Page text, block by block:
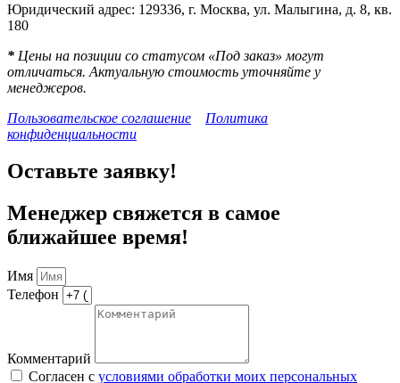
Юридический адрес: 129336, г. Москва, ул. Малыгина, д. 8, кв.
180
* Цены на позиции со статусом «Под заказ» могут
отличаться. Актуальную стоимость уточняйте у
менеджеров.
Пользовательское соглашение
Политика
конфиденциальности
Оставьте заявку!
Менеджер свяжется в самое
ближайшее время!
Имя
Телефон
Комментарий
Согласен с условиями обработки моих персональных